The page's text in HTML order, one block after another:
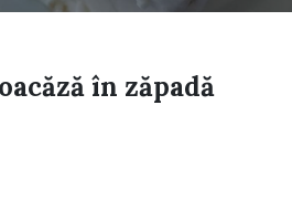
în zăpadă